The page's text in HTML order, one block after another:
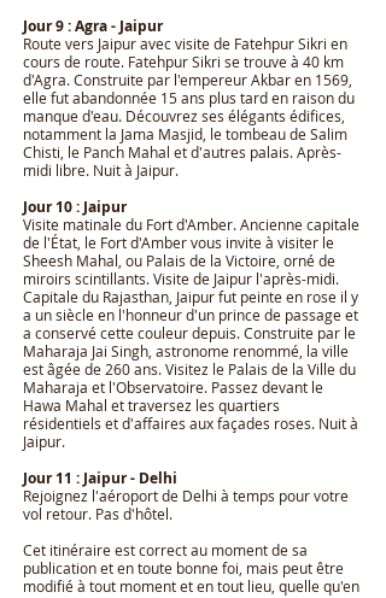
Jour 9 : Agra - Jaipur
Route vers Jaipur avec visite de Fatehpur Sikri en
cours de route. Fatehpur Sikri se trouve à 40 km
d'Agra. Construite par l'empereur Akbar en 1569,
elle fut abandonnée 15 ans plus tard en raison du
manque d'eau. Découvrez ses élégants édifices,
notamment la Jama Masjid, le tombeau de Salim
Chisti, le Panch Mahal et d'autres palais. Après-
midi libre. Nuit à Jaipur.
Jour 10 : Jaipur
Visite matinale du Fort d'Amber. Ancienne capitale
de l'État, le Fort d'Amber vous invite à visiter le
Sheesh Mahal, ou Palais de la Victoire, orné de
miroirs scintillants. Visite de Jaipur l'après-midi.
Capitale du Rajasthan, Jaipur fut peinte en rose il y
a un siècle en l'honneur d'un prince de passage et
a conservé cette couleur depuis. Construite par le
Maharaja Jai ​​Singh, astronome renommé, la ville
est âgée de 260 ans. Visitez le Palais de la Ville du
Maharaja et l'Observatoire. Passez devant le
Hawa Mahal et traversez les quartiers
résidentiels et d'affaires aux façades roses. Nuit à
Jaipur.
Jour 11 : Jaipur - Delhi
Rejoignez l'aéroport de Delhi à temps pour votre
vol retour. Pas d'hôtel.
Cet itinéraire est correct au moment de sa
publication et en toute bonne foi, mais peut être
modifié à tout moment et en tout lieu, quelle qu'en